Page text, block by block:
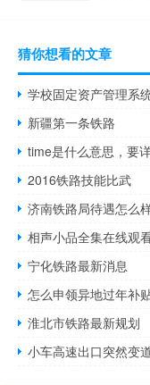
猜你想看的文章
新疆第一条铁路
time是什么意思，要
2016铁路技能比武
济南铁路局待遇怎么
相声小品全集在线观
宁化铁路最新消息
怎么申领异地过年补
淮北市铁路最新规划
小车高速出口突然变